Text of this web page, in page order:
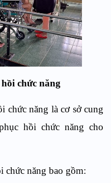
chức năng
chức năng là cơ sở cung
hồi chức năng cho
chức năng bao gồm: